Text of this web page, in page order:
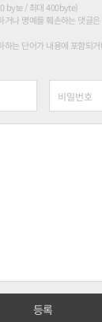
byte / 최대 400byte)
거나 명예를 훼손하는 댓글
하는 단어가 내용에 포함되